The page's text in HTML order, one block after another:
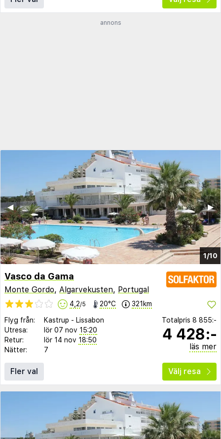
annons
1/10
▶︎
◀︎
Vasco da Gama
Monte Gordo, Algarvekusten, Portugal
4,2/5 20°C 321km
Flyg från: Kastrup - Lissabon
Utresa:
lör 07 nov 15:20
Retur:
lör 14 nov 18:50
Nätter:
7
Totalpris 8 855:-
4 428:-
läs mer
Fler val Välj resa